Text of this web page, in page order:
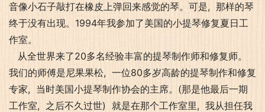
音像小石子敲打在橡皮上弹回来感觉的琴。可是, 那样的琴
终于没有出现。1994年我参加了美国的小提琴修复夏日工
作室。
从全世界来了20多名经验丰富的提琴制作师和修复师。
我们的师傅是尼果果松, 一位80多岁高龄的提琴制作和修复
专家, 当时美国小提琴制作协会的主席。(那是他最后一期
工作室, 之后不久过世) 就是在那个工作室里, 我从担任我